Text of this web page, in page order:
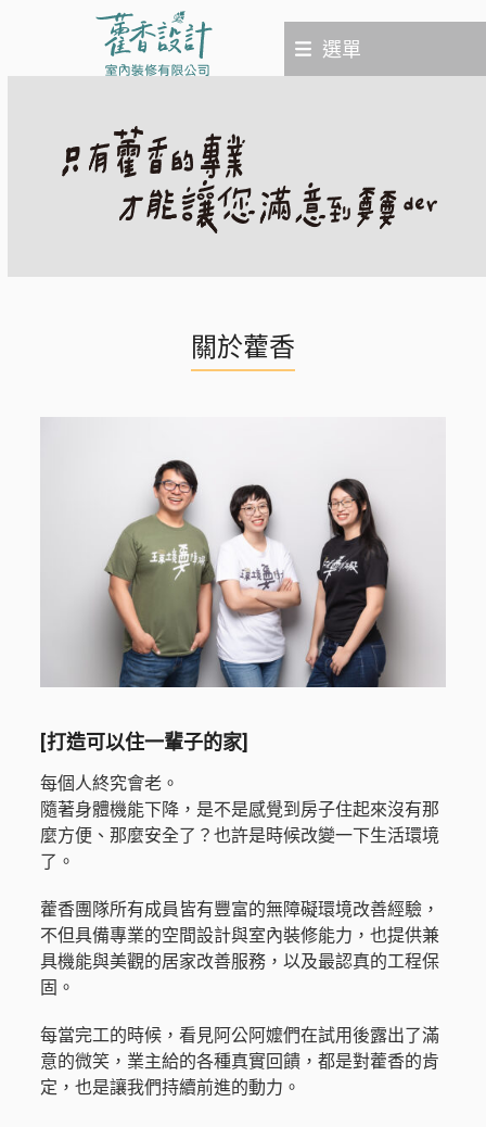
選單
關於藿香
[打造可以住一輩子的家]
每個人終究會老。
隨著身體機能下降，是不是感覺到房子住起來沒有那
麼方便、那麼安全了？也許是時候改變一下生活環境
了。
藿香團隊所有成員皆有豐富的無障礙環境改善經驗，
不但具備專業的空間設計與室內裝修能力，也提供兼
具機能與美觀的居家改善服務，以及最認真的工程保
固。
每當完工的時候，看見阿公阿嬤們在試用後露出了滿
意的微笑，業主給的各種真實回饋，都是對藿香的肯
定，也是讓我們持續前進的動力。